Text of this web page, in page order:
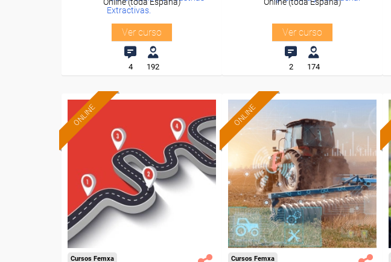
Extractivas.
Ver curso
4 192
Ver curso
2 174
ONLINE
Cursos Femxa
ONLINE
Cursos Femxa